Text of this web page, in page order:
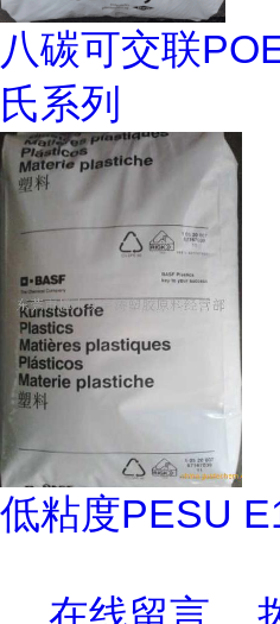
八碳可交联
氏系列
低粘度PESU
在线留言